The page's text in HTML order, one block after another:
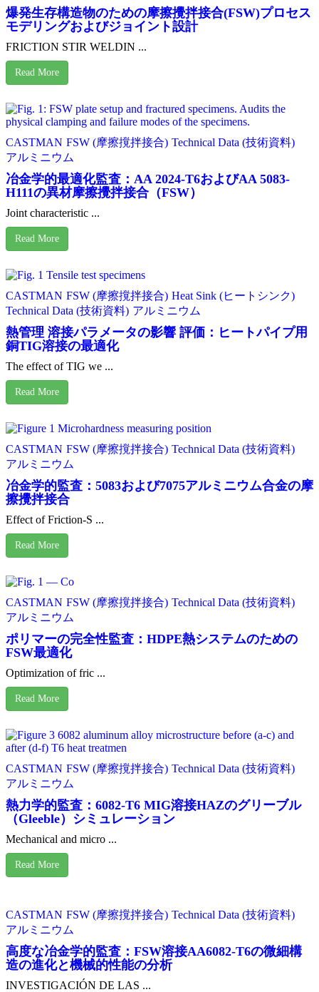
爆発生存構造物のための摩擦攪拌接合(FSW)プロセス
モデリングおよびジョイント設計
FRICTION STIR WELDIN ...
Read More
CASTMAN FSW (摩擦撹拌接合) Technical Data (技術資料)
アルミニウム
冶金学的最適化監査：AA 2024-T6およびAA 5083-
H111の異材摩擦攪拌接合（FSW）
Joint characteristic ...
Read More
CASTMAN FSW (摩擦撹拌接合) Heat Sink (ヒートシンク)
Technical Data (技術資料) アルミニウム
熱管理 溶接パラメータの影響 評価：ヒートパイプ用
銅TIG溶接の最適化
The effect of TIG we ...
Read More
CASTMAN FSW (摩擦撹拌接合) Technical Data (技術資料)
アルミニウム
冶金学的監査：5083および7075アルミニウム合金の摩
擦攪拌接合
Effect of Friction-S ...
Read More
CASTMAN FSW (摩擦撹拌接合) Technical Data (技術資料)
アルミニウム
ポリマーの完全性監査：HDPE熱システムのための
FSW最適化
Optimization of fric ...
Read More
CASTMAN FSW (摩擦撹拌接合) Technical Data (技術資料)
アルミニウム
熱力学的監査：6082-T6 MIG溶接HAZのグリーブル
（Gleeble）シミュレーション
Mechanical and micro ...
Read More
CASTMAN FSW (摩擦撹拌接合) Technical Data (技術資料)
アルミニウム
高度な冶金学的監査：FSW溶接AA6082-T6の微細構
造の進化と機械的性能の分析
INVESTIGACIÓN DE LAS ...